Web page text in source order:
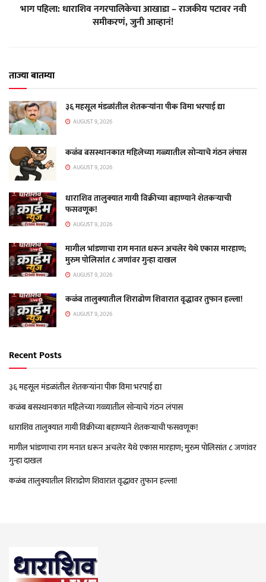
भाग पहिला: धाराशिव नगरपालिकेचा आखाडा – राजकीय पटावर नवी
समीकरणं, जुनी आव्हानं!
ताज्या बातम्या
३६ महसूल मंडळांतील शेतकऱ्यांना पीक विमा भरपाई द्या
AUGUST 9, 2026
कळंब बसस्थानकात महिलेच्या गळ्यातील सोन्याचे गंठन लंपास
AUGUST 9, 2026
धाराशिव तालुक्यात गायी विक्रीच्या बहाण्याने शेतकऱ्याची
फसवणूक!
AUGUST 9, 2026
मागील भांडणाचा राग मनात धरून अचलेर येथे एकास मारहाण;
मुरुम पोलिसांत ८ जणांवर गुन्हा दाखल
AUGUST 9, 2026
कळंब तालुक्यातील शिराढोण शिवारात वृद्धावर तुफान हल्ला!
AUGUST 9, 2026
Recent Posts
३६ महसूल मंडळांतील शेतकऱ्यांना पीक विमा भरपाई द्या
कळंब बसस्थानकात महिलेच्या गळ्यातील सोन्याचे गंठन लंपास
धाराशिव तालुक्यात गायी विक्रीच्या बहाण्याने शेतकऱ्याची फसवणूक!
मागील भांडणाचा राग मनात धरून अचलेर येथे एकास मारहाण; मुरुम पोलिसांत ८ जणांवर
गुन्हा दाखल
कळंब तालुक्यातील शिराढोण शिवारात वृद्धावर तुफान हल्ला!